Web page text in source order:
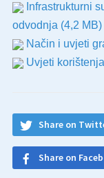
Infrastrukturni
odvodnja (4,2 MB)
Način i uvjeti
Uvjeti
Share on
Share on